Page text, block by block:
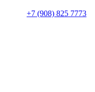
+7 (908) 825 7773